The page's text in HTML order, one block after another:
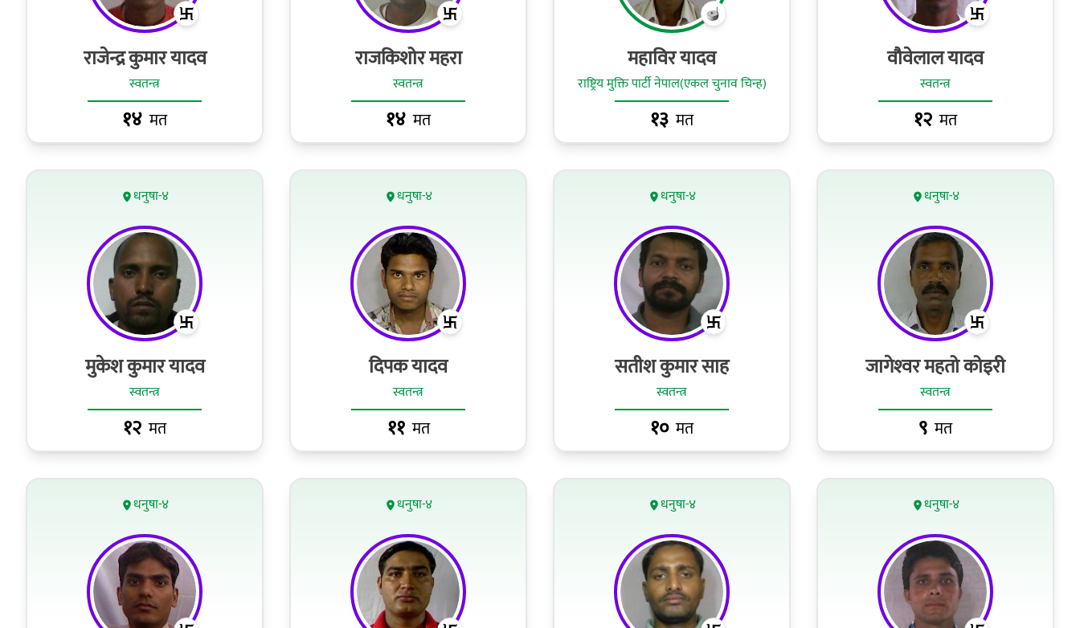
राजेन्द्र कुमार यादव
स्वतन्त्र
१४ मत
राजकिशोर महरा
स्वतन्त्र
१४ मत
महाविर यादव
राष्ट्रिय मुक्ति पार्टी नेपाल(एकल चुनाव चिन्ह)
१३ मत
वौवेलाल यादव
स्वतन्त्र
१२ मत
धनुषा-४
मुकेश कुमार यादव
स्वतन्त्र
१२ मत
धनुषा-४
दिपक यादव
स्वतन्त्र
११ मत
धनुषा-४
सतीश कुमार साह
स्वतन्त्र
१० मत
धनुषा-४
जागेश्‍वर महतो कोइरी
स्वतन्त्र
९ मत
धनुषा-४ धनुषा-४ धनुषा-४ धनुषा-४